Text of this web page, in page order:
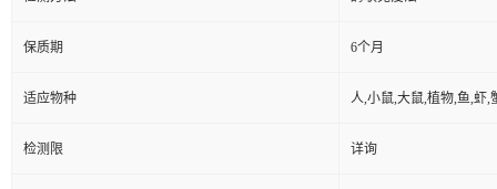
保质期 6个月
适应物种 人,小鼠,大鼠,植物,鱼,虾,
检测限 详询